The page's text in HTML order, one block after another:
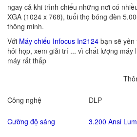
ngay cả khi trình chiếu những nơi có
XGA (1024 x 768), tuổi thọ bóng đèn
thông minh.
Với Máy chiếu Infocus In2124 bạn sẽ yên
hôi họp, xem giải trí ... vì chất lượng máy
máy rất thấp
Công nghệ DLP
Cường độ sáng 3.200 Ansi